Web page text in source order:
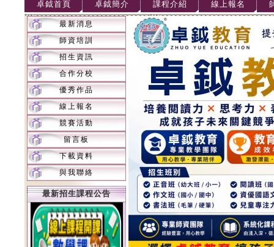
卓鉞首頁 卓鉞簡介 課程介紹 線上報名
最新消息
師資培訓
招生資訊
合作分校
優秀作品
線上報名
競賽活動
留言板
下載資料
與我聯絡
最新招生課程公告